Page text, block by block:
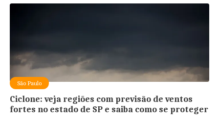
São Paulo
Ciclone: veja regiões com previsão de ventos
fortes no estado de SP e saiba como se proteger